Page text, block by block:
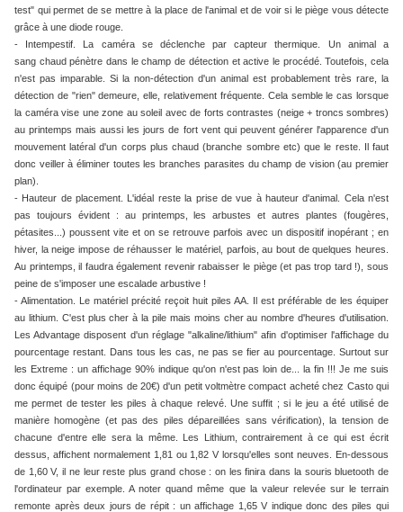
test" qui permet de se mettre à la place de l'animal et de voir si le piège vous détecte
grâce à une diode rouge.
- Intempestif. La caméra se déclenche par capteur thermique. Un animal a
sang chaud pénètre dans le champ de détection et active le procédé. Toutefois, cela
n'est pas imparable. Si la non-détection d'un animal est probablement très rare, la
détection de "rien" demeure, elle, relativement fréquente. Cela semble le cas lorsque
la caméra vise une zone au soleil avec de forts contrastes (neige + troncs sombres)
au printemps mais aussi les jours de fort vent qui peuvent générer l'apparence d'un
mouvement latéral d'un corps plus chaud (branche sombre etc) que le reste. Il faut
donc veiller à éliminer toutes les branches parasites du champ de vision (au premier
plan).
- Hauteur de placement. L'idéal reste la prise de vue à hauteur d'animal. Cela n'est
pas toujours évident : au printemps, les arbustes et autres plantes (fougères,
pétasites...) poussent vite et on se retrouve parfois avec un dispositif inopérant ; en
hiver, la neige impose de réhausser le matériel, parfois, au bout de quelques heures.
Au printemps, il faudra également revenir rabaisser le piège (et pas trop tard !), sous
peine de s'imposer une escalade arbustive !
- Alimentation. Le matériel précité reçoit huit piles AA. Il est préférable de les équiper
au lithium. C'est plus cher à la pile mais moins cher au nombre d'heures d'utilisation.
Les Advantage disposent d'un réglage "alkaline/lithium" afin d'optimiser l'affichage du
pourcentage restant. Dans tous les cas, ne pas se fier au pourcentage. Surtout sur
les Extreme : un affichage 90% indique qu'on n'est pas loin de... la fin !!! Je me suis
donc équipé (pour moins de 20€) d'un petit voltmètre compact acheté chez Casto qui
me permet de tester les piles à chaque relevé. Une suffit ; si le jeu a été utilisé de
manière homogène (et pas des piles dépareillées sans vérification), la tension de
chacune d'entre elle sera la même. Les Lithium, contrairement à ce qui est écrit
dessus, affichent normalement 1,81 ou 1,82 V lorsqu'elles sont neuves. En-dessous
de 1,60 V, il ne leur reste plus grand chose : on les finira dans la souris bluetooth de
l'ordinateur par exemple. A noter quand même que la valeur relevée sur le terrain
remonte après deux jours de répit : un affichage 1,65 V indique donc des piles qui